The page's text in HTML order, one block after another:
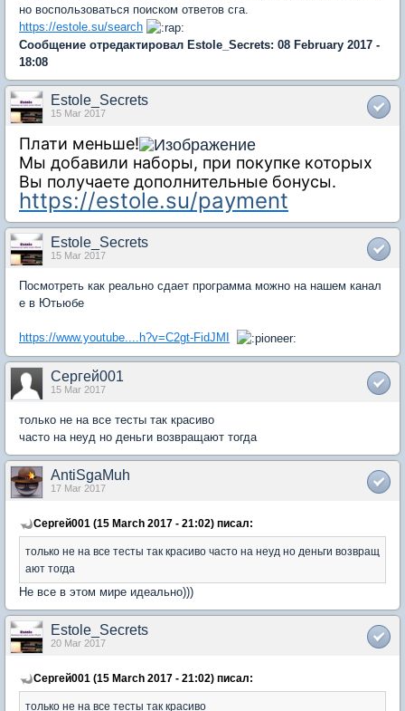
но воспользоваться поиском ответов сга.
https://estole.su/search
Сообщение отредактировал Estole_Secrets: 08 February 2017 -
18:08
Estole_Secrets
15 Mar 2017
Плати меньше!
Мы добавили наборы, при покупке которых
Вы получаете дополнительные бонусы.
https://estole.su/payment
Estole_Secrets
15 Mar 2017
Посмотреть как реально сдает программа можно на нашем канал
е в Ютьюбе
https://www.youtube....h?v=C2gt-FidJMI
Сергей001
15 Mar 2017
только не на все тесты так красиво
часто на неуд но деньги возвращают тогда
AntiSgaMuh
17 Mar 2017
Сергей001 (15 March 2017 - 21:02) писал:
только не на все тесты так красиво часто на неуд но деньги возвращ
ают тогда
Не все в этом мире идеально)))
Estole_Secrets
20 Mar 2017
Сергей001 (15 March 2017 - 21:02) писал:
только не на все тесты так красиво